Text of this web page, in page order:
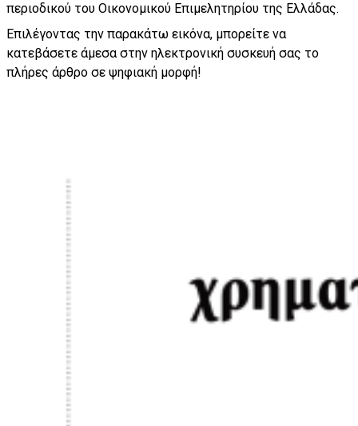
περιοδικού του Οικονομικού Επιμελητηρίου της Ελλάδας.
Επιλέγοντας την παρακάτω εικόνα, μπορείτε να
κατεβάσετε άμεσα στην ηλεκτρονική συσκευή σας το
πλήρες άρθρο σε ψηφιακή μορφή!